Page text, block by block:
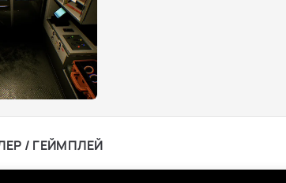
/ ГЕЙМПЛЕЙ